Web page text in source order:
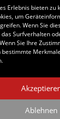
Erlebnis bieten zu
um
Wenn Sie
Surfverhalten
Sie Ihre
bestimmte
Ablehnen
ab dem
in Arbeit
|Feb.
wir den
und werden